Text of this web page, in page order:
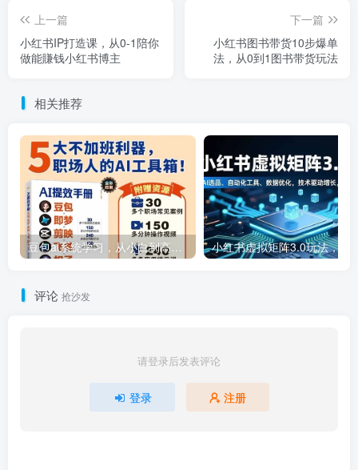
上一篇
小红书IP打造课，从0-1陪你
做能賺钱小红书博主
下一篇
小红书图书带货10步爆单
法，从0到1图书带货玩法
相关推荐
豆包ai系统学习，从小白到高手系列
评论 抢沙发
请登录后发表评论
登录 注册